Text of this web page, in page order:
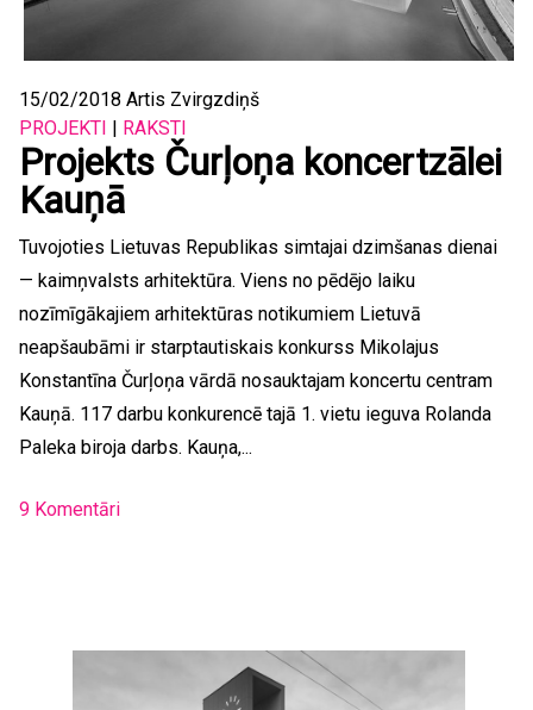
15/02/2018 Artis Zvirgzdiņš
PROJEKTI | RAKSTI
Projekts Čurļoņa koncertzālei
Kauņā
Tuvojoties Lietuvas Republikas simtajai dzimšanas dienai
— kaimņvalsts arhitektūra. Viens no pēdējo laiku
nozīmīgākajiem arhitektūras notikumiem Lietuvā
neapšaubāmi ir starptautiskais konkurss Mikolajus
Konstantīna Čurļoņa vārdā nosauktajam koncertu centram
Kauņā. 117 darbu konkurencē tajā 1. vietu ieguva Rolanda
Paleka biroja darbs. Kauņa,...
9 Komentāri